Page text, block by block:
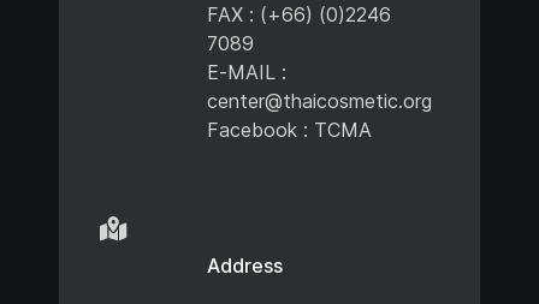
FAX : (+66) (0)2246
7089
E-MAIL :
center@thaicosmetic.org
Facebook : TCMA
Address